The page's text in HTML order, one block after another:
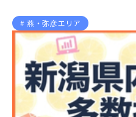
燕・弥彦エリア